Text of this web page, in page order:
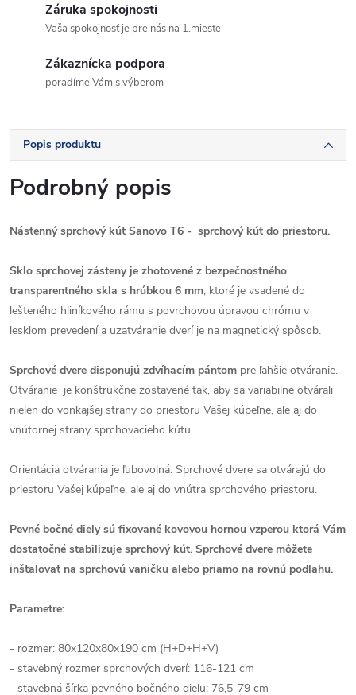
Záruka spokojnosti
Vaša spokojnosť je pre nás na 1.mieste
Zákaznícka podpora
poradíme Vám s výberom
Popis produktu
Podrobný popis
Nástenný sprchový kút Sanovo T6 - sprchový kút do priestoru.
Sklo sprchovej zásteny je zhotovené z bezpečnostného
transparentného skla s hrúbkou 6 mm, ktoré je vsadené do
lešteného hliníkového rámu s povrchovou úpravou chrómu v
lesklom prevedení a uzatváranie dverí je na magnetický spôsob.
Sprchové dvere disponujú zdvíhacím pántom pre ľahšie otváranie.
Otváranie je konštrukčne zostavené tak, aby sa variabilne otvárali
nielen do vonkajšej strany do priestoru Vašej kúpeľne, ale aj do
vnútornej strany sprchovacieho kútu.
Orientácia otvárania je ľubovolná. Sprchové dvere sa otvárajú do
priestoru Vašej kúpeľne, ale aj do vnútra sprchového priestoru.
Pevné bočné diely sú fixované kovovou hornou vzperou ktorá Vám
dostatočné stabilizuje sprchový kút. Sprchové dvere môžete
inštalovať na sprchovú vaničku alebo priamo na rovnú podlahu.
Parametre:
- rozmer: 80x120x80x190 cm (H+D+H+V)
- stavebný rozmer sprchových dverí: 116-121 cm
- stavebná šírka pevného bočného dielu: 76,5-79 cm